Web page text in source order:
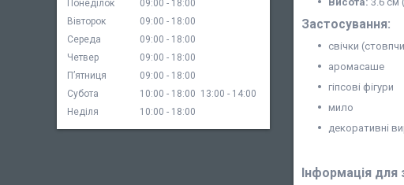
Застосування:
свічки
аромасаше
гіпсові фігури
мило
декоративні
Інформація для
Понеділок 09:00
18:00
Вівторок
09:00
18:00
Середа
09:00
18:00
Четвер
09:00
18:00
Пʼятниця
09:00
18:00
Субота
10:00 18:00 13:00
14:00
Неділя
10:00 18:00